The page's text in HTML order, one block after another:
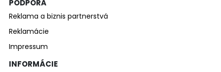
PODPORA
Reklama a biznis partnerstvá
Reklamácie
Impressum
INFORMÁCIE